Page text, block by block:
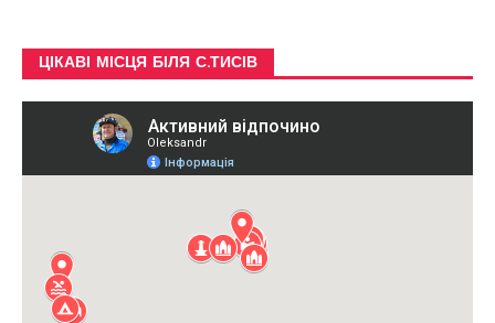
ЦІКАВІ МІСЦЯ БІЛЯ С.ТИСІВ